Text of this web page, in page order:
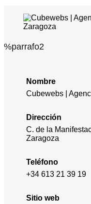
%parrafo2
Nombre
Cubewebs |
Dirección
C. de la
Zaragoza
Teléfono
+34 613 21 39 19
Sitio web